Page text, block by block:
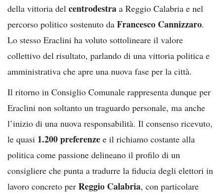
della vittoria del centrodestra a Reggio Calabria e nel
percorso politico sostenuto da Francesco Cannizzaro.
Lo stesso Eraclini ha voluto sottolineare il valore
collettivo del risultato, parlando di una vittoria politica e
amministrativa che apre una nuova fase per la città.
Il ritorno in Consiglio Comunale rappresenta dunque per
Eraclini non soltanto un traguardo personale, ma anche
l’inizio di una nuova responsabilità. Il consenso ricevuto,
le quasi 1.200 preferenze e il richiamo costante alla
politica come passione delineano il profilo di un
consigliere che punta a tradurre la fiducia degli elettori in
lavoro concreto per Reggio Calabria, con particolare